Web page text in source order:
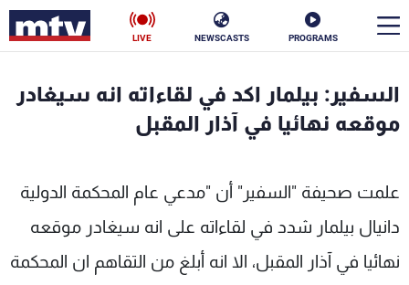
PROGRAMS
NEWSCASTS
LIVE
السفير: بيلمار اكد في لقاءاته انه سيغادر
موقعه نهائيا في آذار المقبل
علمت صحيفة "السفير" أن "مدعي عام المحكمة الدولية
دانيال بيلمار شدد في لقاءاته على انه سيغادر موقعه
نهائيا في آذار المقبل، الا انه أبلغ من التقاهم ان المحكمة
الأخبار
فن
منوعات رياضة